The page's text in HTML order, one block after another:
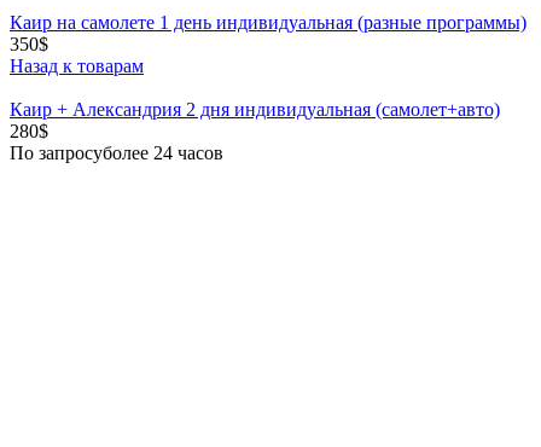
Каир на самолете 1 день индивидуальная (разные программы)
350$
Назад к товарам
Каир + Александрия 2 дня индивидуальная (самолет+авто)
280$
По запросуболее 24 часов